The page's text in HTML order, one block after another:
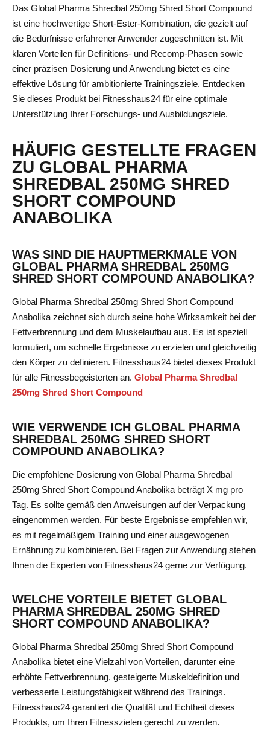
Das Global Pharma Shredbal 250mg Shred Short Compound
ist eine hochwertige Short-Ester-Kombination, die gezielt auf
die Bedürfnisse erfahrener Anwender zugeschnitten ist. Mit
klaren Vorteilen für Definitions- und Recomp-Phasen sowie
einer präzisen Dosierung und Anwendung bietet es eine
effektive Lösung für ambitionierte Trainingsziele. Entdecken
Sie dieses Produkt bei Fitnesshaus24 für eine optimale
Unterstützung Ihrer Forschungs- und Ausbildungsziele.
HÄUFIG GESTELLTE FRAGEN
ZU GLOBAL PHARMA
SHREDBAL 250MG SHRED
SHORT COMPOUND
ANABOLIKA
WAS SIND DIE HAUPTMERKMALE VON
GLOBAL PHARMA SHREDBAL 250MG
SHRED SHORT COMPOUND ANABOLIKA?
Global Pharma Shredbal 250mg Shred Short Compound
Anabolika zeichnet sich durch seine hohe Wirksamkeit bei der
Fettverbrennung und dem Muskelaufbau aus. Es ist speziell
formuliert, um schnelle Ergebnisse zu erzielen und gleichzeitig
den Körper zu definieren. Fitnesshaus24 bietet dieses Produkt
für alle Fitnessbegeisterten an. Global Pharma Shredbal
250mg Shred Short Compound
WIE VERWENDE ICH GLOBAL PHARMA
SHREDBAL 250MG SHRED SHORT
COMPOUND ANABOLIKA?
Die empfohlene Dosierung von Global Pharma Shredbal
250mg Shred Short Compound Anabolika beträgt X mg pro
Tag. Es sollte gemäß den Anweisungen auf der Verpackung
eingenommen werden. Für beste Ergebnisse empfehlen wir,
es mit regelmäßigem Training und einer ausgewogenen
Ernährung zu kombinieren. Bei Fragen zur Anwendung stehen
Ihnen die Experten von Fitnesshaus24 gerne zur Verfügung.
WELCHE VORTEILE BIETET GLOBAL
PHARMA SHREDBAL 250MG SHRED
SHORT COMPOUND ANABOLIKA?
Global Pharma Shredbal 250mg Shred Short Compound
Anabolika bietet eine Vielzahl von Vorteilen, darunter eine
erhöhte Fettverbrennung, gesteigerte Muskeldefinition und
verbesserte Leistungsfähigkeit während des Trainings.
Fitnesshaus24 garantiert die Qualität und Echtheit dieses
Produkts, um Ihren Fitnesszielen gerecht zu werden.